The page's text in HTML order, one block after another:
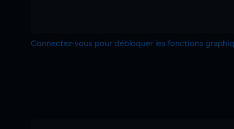
Connectez-vous pour débloquer les fonctions